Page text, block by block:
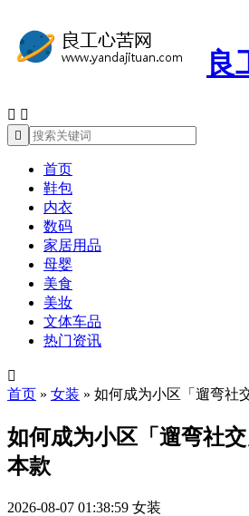
良
 

首页
鞋包
内衣
数码
家居用品
母婴
美食
美妆
文体车品
热门资讯

首页 » 女装 » 如何成为小区「遛弯社
如何成为小区「遛弯社
本款
2026-08-07 01:38:59 女装